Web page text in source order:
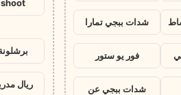
شدات ببجي تمارا
فور يو ستور
شدات ببجي عن
ريال